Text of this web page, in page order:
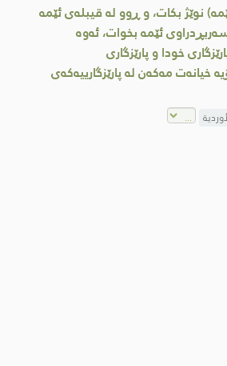
نوێژ بکات، و ڕوو لە قیبلەی ئێمە
ئێمە بخوات، ئەوە
خودا و پارێزگاری
خیانەت مەكەن لە پارێزگارییەکەی